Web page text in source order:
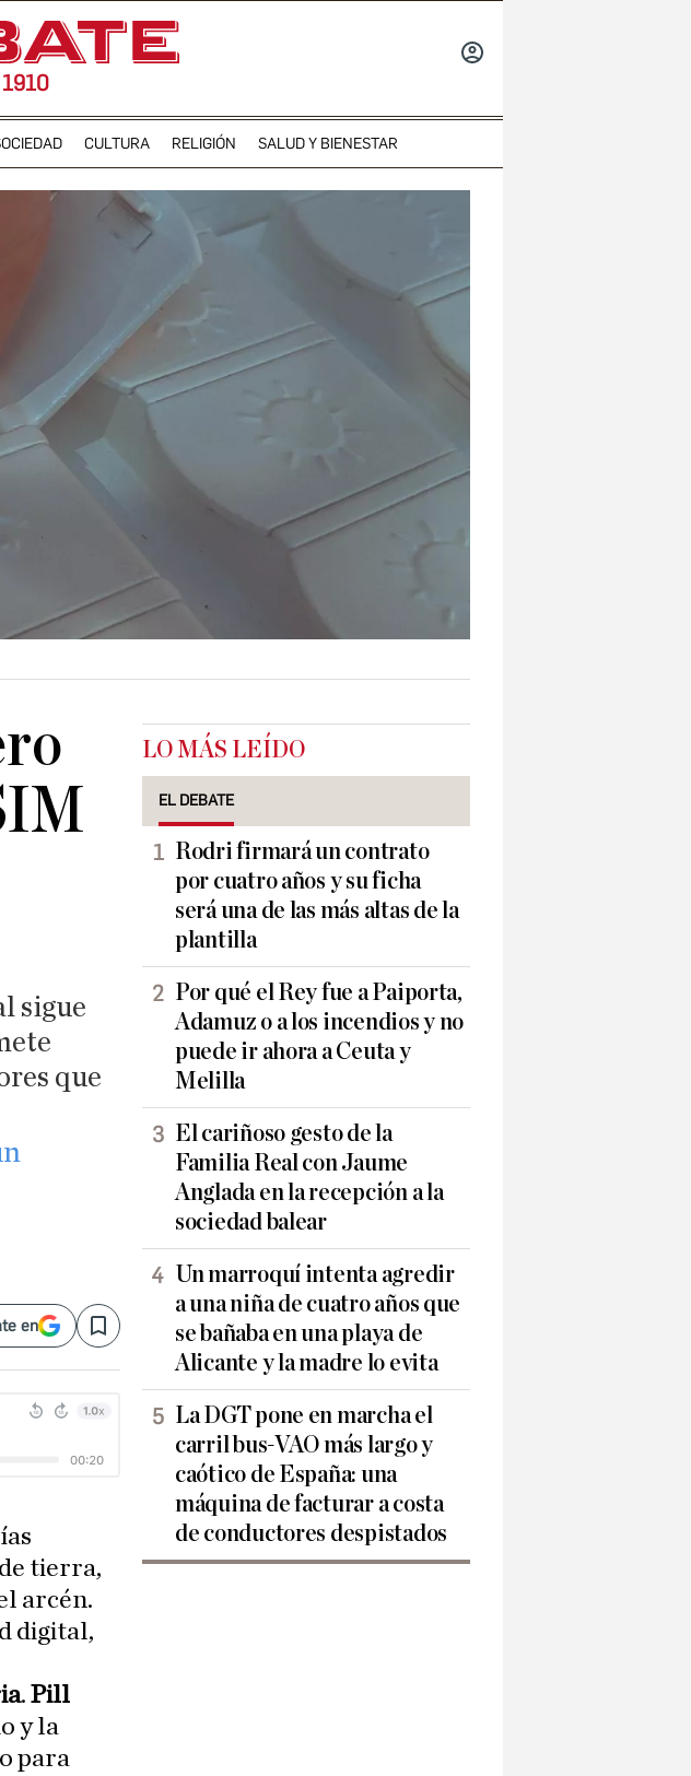
CULTURA RELIGIÓN SALUD Y BIENESTAR
sigue
que
en Save
tierra,
arcén.
digital,
. Pill
y la
para
LO MÁS LEÍDO
EL DEBATE
Rodri firmará un contrato
por cuatro años y su ficha
será una de las más altas de la
plantilla
Por qué el Rey fue a Paiporta,
Adamuz o a los incendios y no
puede ir ahora a Ceuta y
Melilla
El cariñoso gesto de la
Familia Real con Jaume
Anglada en la recepción a la
sociedad balear
Un marroquí intenta agredir
a una niña de cuatro años que
se bañaba en una playa de
Alicante y la madre lo evita
La DGT pone en marcha el
carril bus-VAO más largo y
caótico de España: una
máquina de facturar a costa
de conductores despistados